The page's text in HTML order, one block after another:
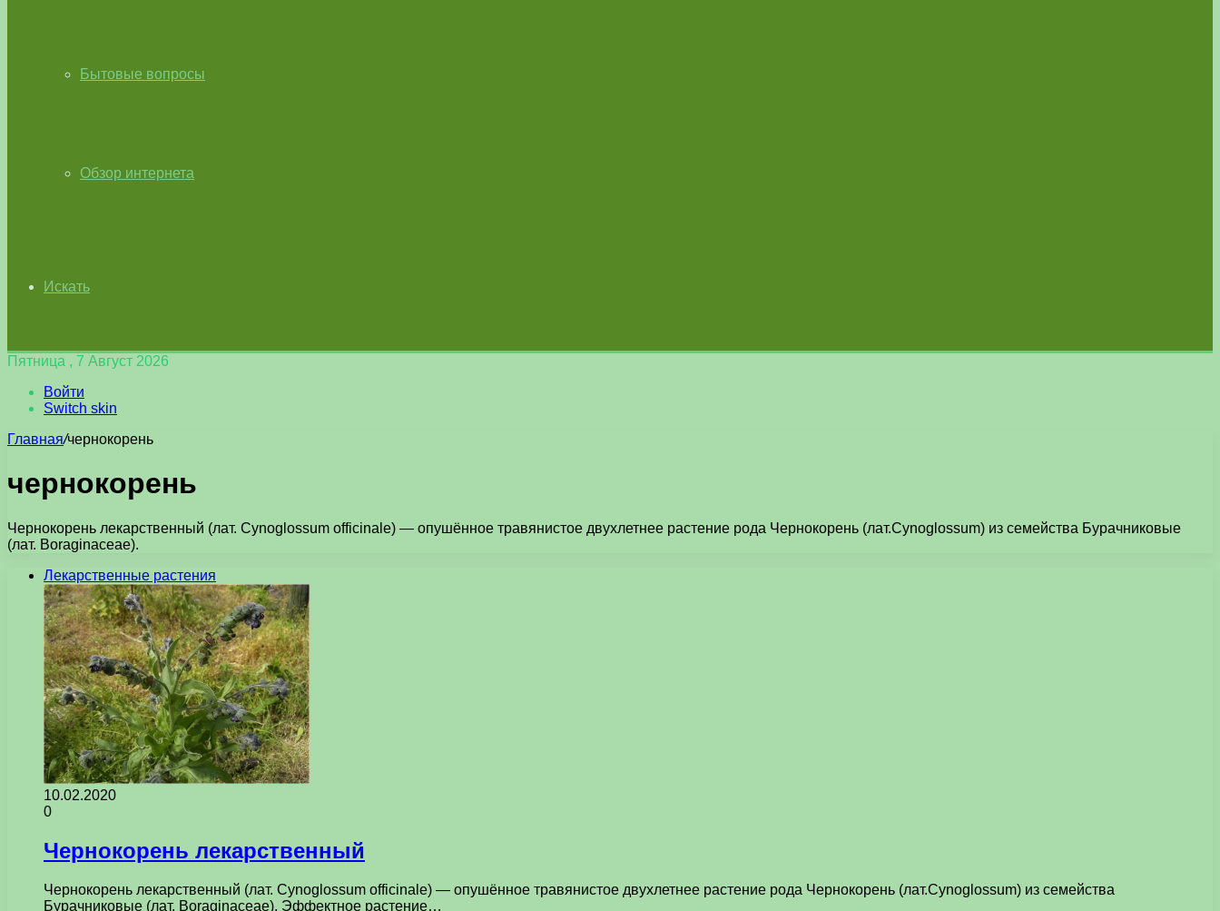
Бытовые вопросы
Обзор интернета
Искать
Пятница , 7 Август 2026
Войти
Switch skin
Главная/чернокорень
чернокорень
Чернокорень лекарственный (лат. Cynoglossum officinale) — опушённое травянистое двухлетнее растение рода Чернокорень (лат.Cynoglossum) из семейства Бурачниковые
(лат. Boraginaceae).
Лекарственные растения
10.02.2020
0
Чернокорень лекарственный
Чернокорень лекарственный (лат. Cynoglossum officinale) — опушённое травянистое двухлетнее растение рода Чернокорень (лат.Cynoglossum) из семейства
Бурачниковые (лат. Boraginaceae). Эффектное растение…